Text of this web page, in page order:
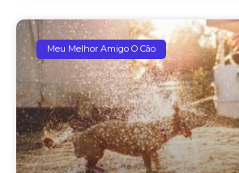
Meu Melhor Amigo O Cão